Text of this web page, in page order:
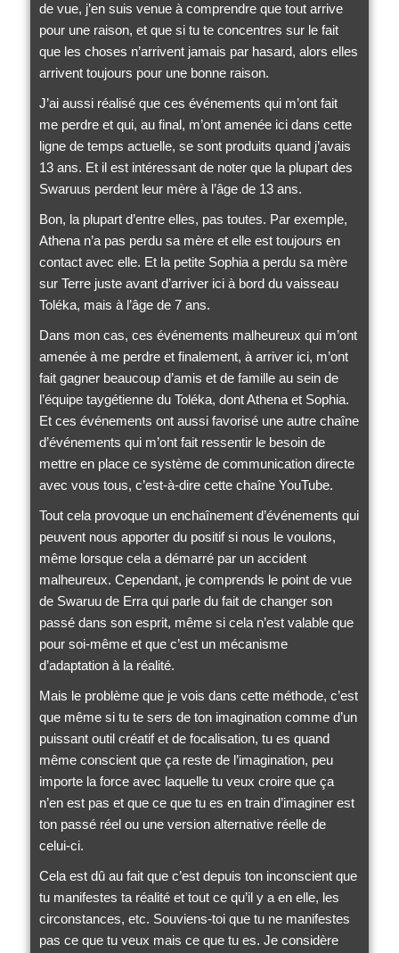
de vue, j’en suis venue à comprendre que tout arrive
pour une raison, et que si tu te concentres sur le fait
que les choses n’arrivent jamais par hasard, alors elles
arrivent toujours pour une bonne raison.
J’ai aussi réalisé que ces événements qui m’ont fait
me perdre et qui, au final, m’ont amenée ici dans cette
ligne de temps actuelle, se sont produits quand j’avais
13 ans. Et il est intéressant de noter que la plupart des
Swaruus perdent leur mère à l’âge de 13 ans.
Bon, la plupart d’entre elles, pas toutes. Par exemple,
Athena n’a pas perdu sa mère et elle est toujours en
contact avec elle. Et la petite Sophia a perdu sa mère
sur Terre juste avant d’arriver ici à bord du vaisseau
Toléka, mais à l’âge de 7 ans.
Dans mon cas, ces événements malheureux qui m’ont
amenée à me perdre et finalement, à arriver ici, m’ont
fait gagner beaucoup d’amis et de famille au sein de
l’équipe taygétienne du Toléka, dont Athena et Sophia.
Et ces événements ont aussi favorisé une autre chaîne
d’événements qui m’ont fait ressentir le besoin de
mettre en place ce système de communication directe
avec vous tous, c’est-à-dire cette chaîne YouTube.
Tout cela provoque un enchaînement d’événements qui
peuvent nous apporter du positif si nous le voulons,
même lorsque cela a démarré par un accident
malheureux. Cependant, je comprends le point de vue
de Swaruu de Erra qui parle du fait de changer son
passé dans son esprit, même si cela n’est valable que
pour soi-même et que c’est un mécanisme
d’adaptation à la réalité.
Mais le problème que je vois dans cette méthode, c’est
que même si tu te sers de ton imagination comme d’un
puissant outil créatif et de focalisation, tu es quand
même conscient que ça reste de l’imagination, peu
importe la force avec laquelle tu veux croire que ça
n’en est pas et que ce que tu es en train d’imaginer est
ton passé réel ou une version alternative réelle de
celui-ci.
Cela est dû au fait que c’est depuis ton inconscient que
tu manifestes ta réalité et tout ce qu’il y a en elle, les
circonstances, etc. Souviens-toi que tu ne manifestes
pas ce que tu veux mais ce que tu es. Je considère